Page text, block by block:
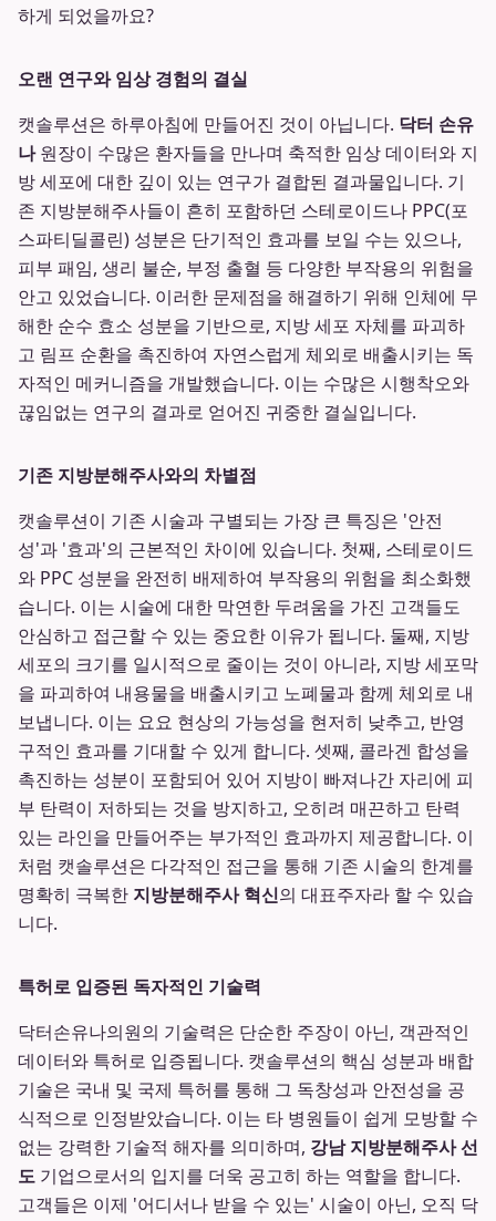
하게 되었을까요?
오랜 연구와 임상 경험의 결실
캣솔루션은 하루아침에 만들어진 것이 아닙니다. 닥터 손유
나원장이 수많은 환자들을 만나며 축적한 임상 데이터와 지
방 세포에 대한 깊이 있는 연구가 결합된 결과물입니다. 기
존 지방분해주사들이 흔히 포함하던 스테로이드나 PPC(포
스파티딜콜린) 성분은 단기적인 효과를 보일 수는 있으나,
피부 패임, 생리 불순, 부정 출혈 등 다양한 부작용의 위험을
안고 있었습니다. 이러한 문제점을 해결하기 위해 인체에 무
해한 순수 효소 성분을 기반으로, 지방 세포 자체를 파괴하
고 림프 순환을 촉진하여 자연스럽게 체외로 배출시키는 독
자적인 메커니즘을 개발했습니다. 이는 수많은 시행착오와
끊임없는 연구의 결과로 얻어진 귀중한 결실입니다.
기존 지방분해주사와의 차별점
캣솔루션이 기존 시술과 구별되는 가장 큰 특징은 '안전
성'과 '효과'의 근본적인 차이에 있습니다. 첫째, 스테로이드
와 PPC 성분을 완전히 배제하여 부작용의 위험을 최소화했
습니다. 이는 시술에 대한 막연한 두려움을 가진 고객들도
안심하고 접근할 수 있는 중요한 이유가 됩니다. 둘째, 지방
세포의 크기를 일시적으로 줄이는 것이 아니라, 지방 세포막
을 파괴하여 내용물을 배출시키고 노폐물과 함께 체외로 내
보냅니다. 이는 요요 현상의 가능성을 현저히 낮추고, 반영
구적인 효과를 기대할 수 있게 합니다. 셋째, 콜라겐 합성을
촉진하는 성분이 포함되어 있어 지방이 빠져나간 자리에 피
부 탄력이 저하되는 것을 방지하고, 오히려 매끈하고 탄력
있는 라인을 만들어주는 부가적인 효과까지 제공합니다. 이
처럼 캣솔루션은 다각적인 접근을 통해 기존 시술의 한계를
명확히 극복한 지방분해주사 혁신의 대표주자라 할 수 있습
니다.
특허로 입증된 독자적인 기술력
닥터손유나의원의 기술력은 단순한 주장이 아닌, 객관적인
데이터와 특허로 입증됩니다. 캣솔루션의 핵심 성분과 배합
기술은 국내 및 국제 특허를 통해 그 독창성과 안전성을 공
식적으로 인정받았습니다. 이는 타 병원들이 쉽게 모방할 수
없는 강력한 기술적 해자를 의미하며, 강남 지방분해주사 선
도 기업으로서의 입지를 더욱 공고히 하는 역할을 합니다.
고객들은 이제 '어디서나 받을 수 있는' 시술이 아닌, 오직 닥